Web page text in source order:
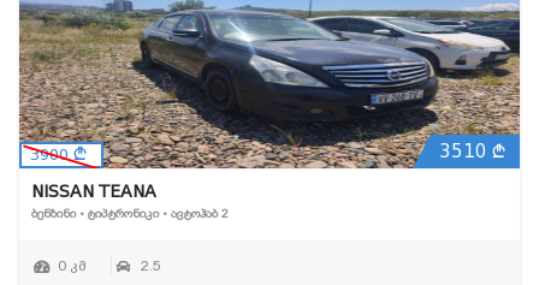
3900 3510
NISSAN TEANA
ᲑᲔᲜᲖᲘᲜᲘ • ᲢᲘᲞᲢᲠᲝᲜᲘᲙᲘ • ᲐᲕᲢᲝᲰᲐᲑ 2
0 კმ 2.5